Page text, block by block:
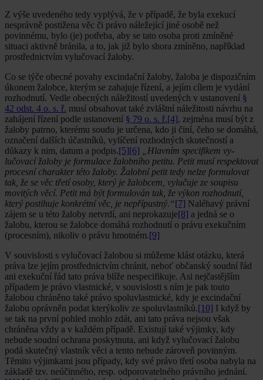
Z výše uvedeného tedy vyplývá, že v případě, že byla exekucí
nesprávně postižena věc či právo náležející jiné osobě než
povinnému, bylo (je) potřeba, aby se tato osoba proti zmí­něné
situaci aktivně bránila, a to, jak již bylo shora zmíněno, například
prostřednictvím vylučovací žaloby.
Co se týče obecné povahy excindační žaloby, žaloba je dis­pozičním
úkonem žalobce, kterým se zahajuje řízení, a je­jím cílem je vydání
rozhodnutí. Vedle obecných náležitostí uvedených v ustanovení §
42 odst. 4 o. s. ř. musí obsahovat také zvláštní náležitosti návrhu na
zahájení řízení podle ustanovení § 79 o. s. ř.[4], zejména musí být z
žaloby patrno, kterému soudu je určena, kdo ji činí, čeho se domáhá,
ozna­čení dalších účastníků, vylíčení rozhodných skutečností a
důkazy k nim, datum a podpis.[5][6]
„Hlavním specifikem vy­
lučovací žaloby je formulace žalobního petitu. Petit musí re­spektovat
procesní charakter této žaloby. Žalobní petit tedy nelze formulovat
tak, že se věc třetí osoby, který je žalobcem, vylučuje ze soupisu
movitých věcí. Petit má být formulován tak, že výkon rozhodnutí,
který postihuje konkrétní věc, je ne­přípustný.“[7] Naléhavý právní
zájem se u této žaloby netvrdí, ani neprokazuje[8] a jedná se o
žalobu, kterou se žalobce do­máhá rozhodnutí o právu exekučním
(procesním), nikoliv o právu hmotném.[9]
V souvislosti s vylučovací žalobou si můžeme klást otáz­ku, která
práva lze jejím prostřednictvím chránit, neboť občanský soudní řád
ani exekuční řád tato práva blíže nespecifikuje. Asi nejčastějším
případem je právo vlastnické, v souvislosti s ním je pak touto
žalobou chráněno také právo spoluvlastnické, kdy je excindační
žalobu oprávněn podat kterýkoliv ze spoluvlastníků.[10] I když by
se tak na první po­hled mohlo zdát, ani tato práva nejsou však
chráněna vždy a v každém případě. Existují také výjimky, kdy
nebude soud­ní ochrana poskytnuta, ani když vylučovací žalobu
podá skutečný vlastník věci a tento nebude zároveň povinným.
Těmito výjimkami jsou případy, kdy své právo třetí osoba nabyla na
základě tzv. neúčinného, resp. odporovatelné­ho právního jednání.